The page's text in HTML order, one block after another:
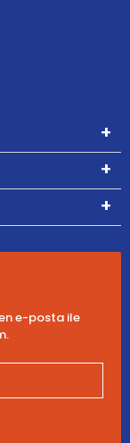
e-posta ile